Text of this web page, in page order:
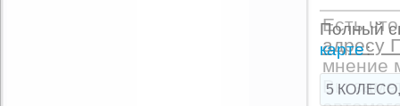
E-mail: *
Полный
карте:
5 КОЛЕСО,
Есть
адресу
мнение
Вы